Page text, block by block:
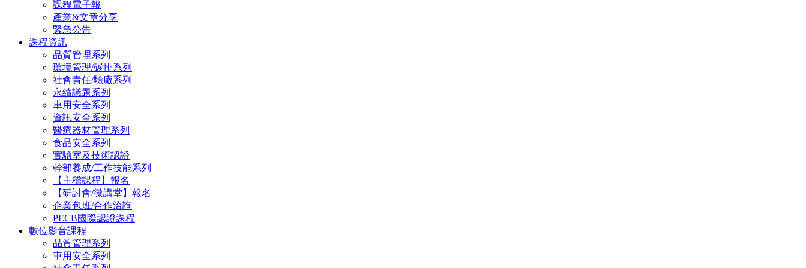
課程電子報
產業&文章分享
緊急公告
課程資訊
品質管理系列
環境管理/碳排系列
社會責任/驗廠系列
永續議題系列
車用安全系列
資訊安全系列
醫療器材管理系列
食品安全系列
實驗室及技術認證
幹部養成/工作技能系列
【主稽課程】報名
【研討會/微講堂】報名
企業包班/合作洽詢
PECB國際認證課程
數位影音課程
品質管理系列
車用安全系列